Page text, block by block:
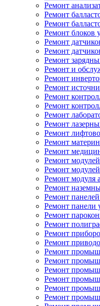
Ремонт
Ремонт
Ремонт
Ремонт блоков
Ремонт
Ремонт
Ремонт
Ремонт и
Ремонт
Ремонт
Ремонт
Ремонт
Ремонт
Ремонт
Ремонт
Ремонт
Ремонт
Ремонт
Ремонт
Ремонт модуля
Ремонт
Ремонт
Ремонт панели
Ремонт
Ремонт
Ремонт
Ремонт
Ремонт
Ремонт
Ремонт
Ремонт
Ремонт
Ремонт